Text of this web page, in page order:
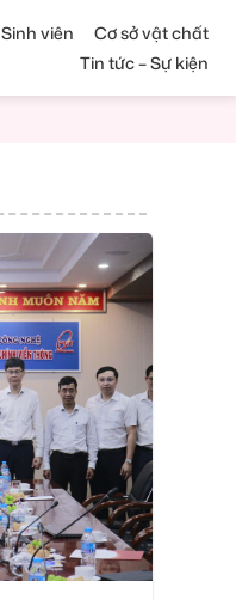
Sinh viên
Cơ sở vật chất
Tin tức – Sự kiện